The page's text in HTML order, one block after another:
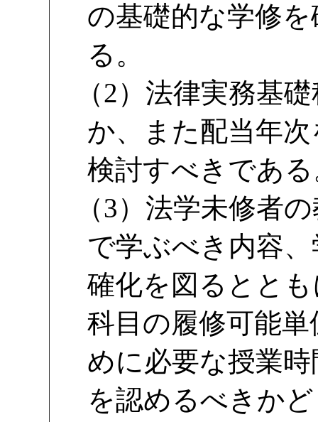
の基礎的な学修
る。
（2）法律実務基
か、また配当年
検討すべきであ
（3）法学未修者
で学ぶべき内容
確化を図るとと
科目の履修可能
めに必要な授業
を認めるべきか